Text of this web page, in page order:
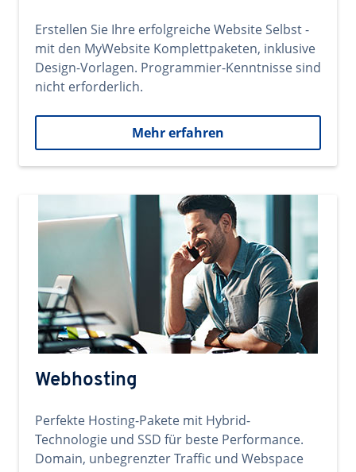
Erstellen Sie Ihre erfolgreiche Website Selbst -
mit den MyWebsite Komplettpaketen, inklusive
Design-Vorlagen. Programmier-Kenntnisse sind
nicht erforderlich.
Mehr erfahren
Webhosting
Perfekte Hosting-Pakete mit Hybrid-
Technologie und SSD für beste Performance.
Domain, unbegrenzter Traffic und Webspace